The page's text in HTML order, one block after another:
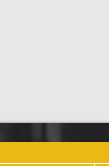
PHOTOS / WEB TV